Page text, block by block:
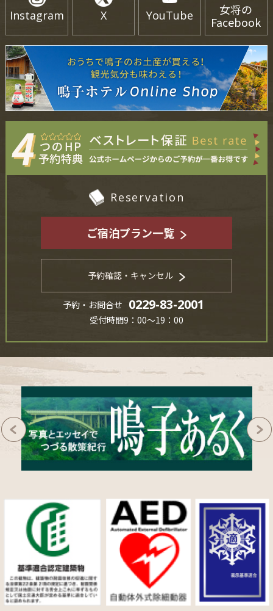
Instagram X YouTube
女将の
Facebook
Reservation
ご宿泊プラン一覧
予約確認・キャンセル
予約・お問合せ 0229-83-2001
受付時間9：00～19：00